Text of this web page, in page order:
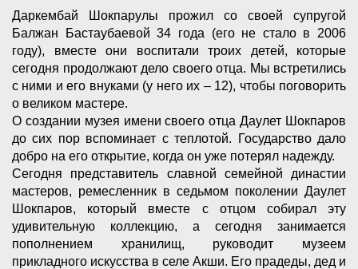
Даркембай Шокпарулы прожил со своей супругой
Балжан Бастаубаевой 34 года (его не стало в 2006
году), вместе они воспитали троих детей, которые
сегодня продолжают дело своего отца. Мы встретились
с ними и его внуками (у него их – 12), чтобы поговорить
о великом мастере.
О создании музея имени своего отца Даулет Шокпаров
до сих пор вспоминает с теплотой. Государство дало
добро на его открытие, когда он уже потерял надежду.
Сегодня представитель славной семейной династии
мастеров, ремесленник в седьмом поколении Даулет
Шокпаров, который вместе с отцом собирал эту
удивительную коллекцию, а сегодня занимается
пополнением хранилищ, руководит музеем
прикладного искусства в селе Акши. Его прадеды, дед и